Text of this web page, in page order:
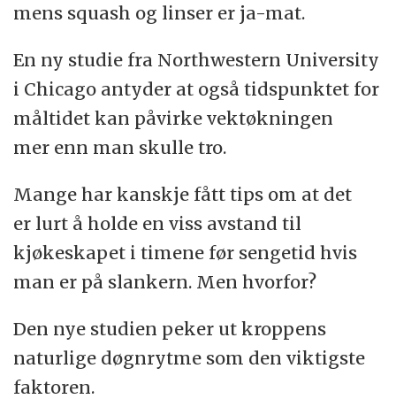
mens squash og linser er ja-mat.
En ny studie fra Northwestern University
i Chicago antyder at også tidspunktet for
måltidet kan påvirke vektøkningen
mer enn man skulle tro.
Mange har kanskje fått tips om at det
er lurt å holde en viss avstand til
kjøkeskapet i timene før sengetid hvis
man er på slankern. Men hvorfor?
Den nye studien peker ut kroppens
naturlige døgnrytme som den viktigste
faktoren.